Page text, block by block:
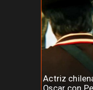
Actriz